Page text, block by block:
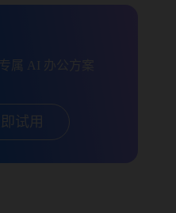
属 AI 办公方案
试用